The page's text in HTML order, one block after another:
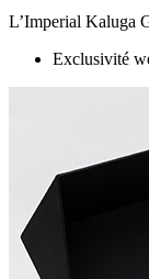
L’Imperial Kaluga
Exclusivité